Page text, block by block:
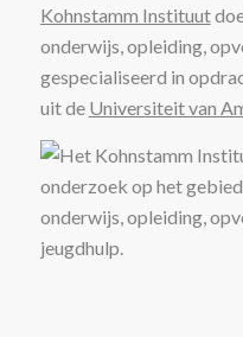
Kohnstamm Instituut
onderwijs, opleiding,
gespecialiseerd in
uit de Universiteit van